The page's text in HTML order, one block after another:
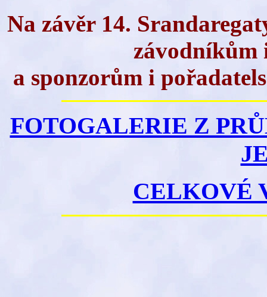
Na závěr 14.
závodníkům
a sponzorům i
FOTOGALERIE Z
CELKOVÉ